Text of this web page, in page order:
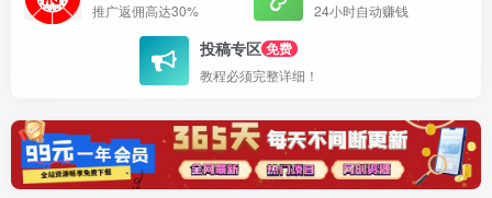
推广返佣高达30%
24小时自动赚钱
投稿专区 免费
教程必须完整详细！